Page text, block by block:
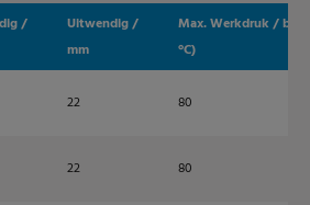
/
Uitwendig /
mm
Max. Werkdruk / bar
°C)
22 80
22 80